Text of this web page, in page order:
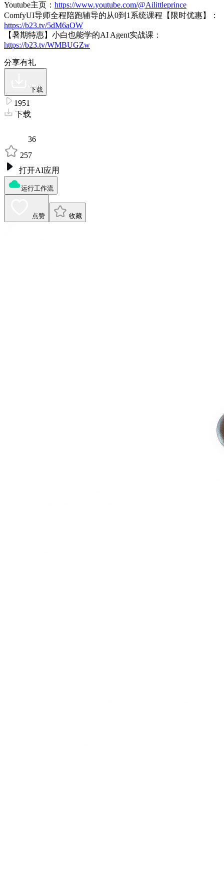
Youtube主页： https://www.youtube.com/@Ailittleprince
ComfyUI导师全程陪跑辅导的从0到1系统课程【限时优惠】：
https://b23.tv/5dM6aOW
【暑期特惠】小白也能学的AI Agent实战课：
https://b23.tv/WMBUGZw
分享有礼
下载
1951
下载
36
257
打开AI应用
运行工作流
点赞 收藏